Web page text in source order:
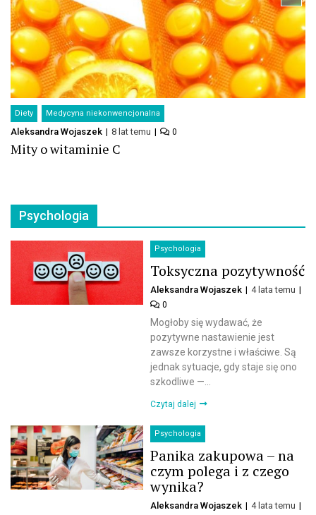
Diety Medycyna niekonwencjonalna
Aleksandra Wojaszek 8 lat temu 0
Mity o witaminie C
Psychologia
Psychologia
Toksyczna pozytywność
Aleksandra Wojaszek 4 lata temu
0
Mogłoby się wydawać, że
pozytywne nastawienie jest
zawsze korzystne i właściwe. Są
jednak sytuacje, gdy staje się ono
szkodliwe —...
Czytaj dalej
Psychologia
Panika zakupowa – na
czym polega i z czego
wynika?
Aleksandra Wojaszek 4 lata temu